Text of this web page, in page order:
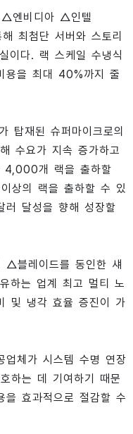
△엔비디아 △인텔
최첨단 서버와 스토리
이다. 랙 스케일 수냉식
용을 최대 40%까지 줄
재된 슈퍼마이크로의
수요가 지속 증가하고
4,000개 랙을 출하할
상의 랙을 출하할 수 있
달성을 향해 성장할
블레이드를 동인한 섀
하는 업계 최고 멀티 노
및 냉각 효율 증진이 가
업체가 시스템 수명 연장
하는 데 기여하기 때문
을 효과적으로 절감할 수